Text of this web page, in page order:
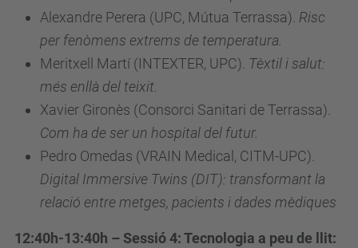
Alexandre Perera (UPC, Mútua Terrassa). Risc
per fenòmens extrems de temperatura.
Meritxell Martí (INTEXTER, UPC). Tèxtil i salut:
més enllà del teixit.
Xavier Gironès (Consorci Sanitari de Terrassa).
Com ha de ser un hospital del futur.
Pedro Omedas (VRAIN Medical, CITM-UPC).
Digital Immersive Twins (DIT): transformant la
relació entre metges, pacients i dades mèdiques
12:40h-13:40h – Sessió 4: Tecnologia a peu de llit: